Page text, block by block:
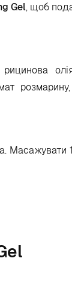
Gel, щоб
розмарину,